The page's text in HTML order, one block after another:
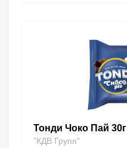
Тонди Чоко Пай 30г
"КДВ Групп"